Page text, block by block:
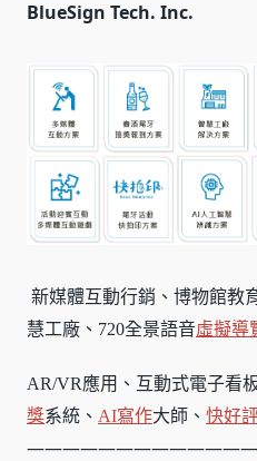
BlueSign Tech. Inc.
新媒體互動行銷、博物館教
慧工廠、720全景語音虛擬導
AR/VR應用、互動式電子看
獎系統、 AI寫作大師、 快好